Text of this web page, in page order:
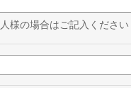
様の場合はご記入ください